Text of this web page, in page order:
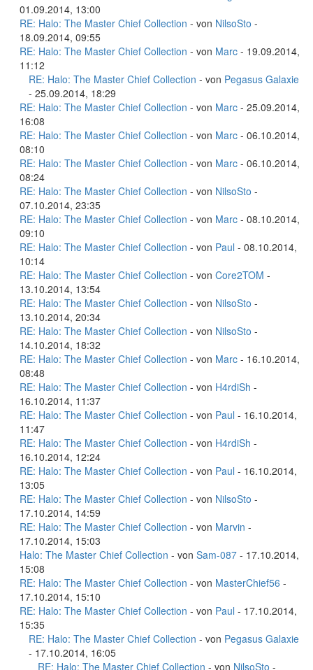
01.09.2014, 13:00
RE: Halo: The Master Chief Collection - von NilsoSto -
18.09.2014, 09:55
RE: Halo: The Master Chief Collection - von Marc - 19.09.2014,
11:12
RE: Halo: The Master Chief Collection - von Pegasus Galaxie
- 25.09.2014, 18:29
RE: Halo: The Master Chief Collection - von Marc - 25.09.2014,
16:08
RE: Halo: The Master Chief Collection - von Marc - 06.10.2014,
08:10
RE: Halo: The Master Chief Collection - von Marc - 06.10.2014,
08:24
RE: Halo: The Master Chief Collection - von NilsoSto -
07.10.2014, 23:35
RE: Halo: The Master Chief Collection - von Marc - 08.10.2014,
09:10
RE: Halo: The Master Chief Collection - von Paul - 08.10.2014,
10:14
RE: Halo: The Master Chief Collection - von Core2TOM -
13.10.2014, 13:54
RE: Halo: The Master Chief Collection - von NilsoSto -
13.10.2014, 20:34
RE: Halo: The Master Chief Collection - von NilsoSto -
14.10.2014, 18:32
RE: Halo: The Master Chief Collection - von Marc - 16.10.2014,
08:48
RE: Halo: The Master Chief Collection - von H4rdiSh -
16.10.2014, 11:37
RE: Halo: The Master Chief Collection - von Paul - 16.10.2014,
11:47
RE: Halo: The Master Chief Collection - von H4rdiSh -
16.10.2014, 12:24
RE: Halo: The Master Chief Collection - von Paul - 16.10.2014,
13:05
RE: Halo: The Master Chief Collection - von NilsoSto -
17.10.2014, 14:59
RE: Halo: The Master Chief Collection - von Marvin -
17.10.2014, 15:03
Halo: The Master Chief Collection - von Sam-087 - 17.10.2014,
15:08
RE: Halo: The Master Chief Collection - von MasterChief56 -
17.10.2014, 15:10
RE: Halo: The Master Chief Collection - von Paul - 17.10.2014,
15:35
RE: Halo: The Master Chief Collection - von Pegasus Galaxie
- 17.10.2014, 16:05
RE: Halo: The Master Chief Collection - von NilsoSto -